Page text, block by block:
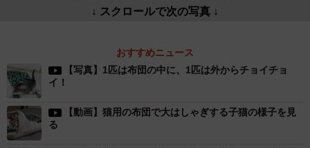
↓ スクロールで次の写真 ↓
おすすめニュース
【写真】1匹は布団の中に、1匹は外からチョイチョ
イ！
【動画】猫用の布団で大はしゃぎする子猫の様子を見
る